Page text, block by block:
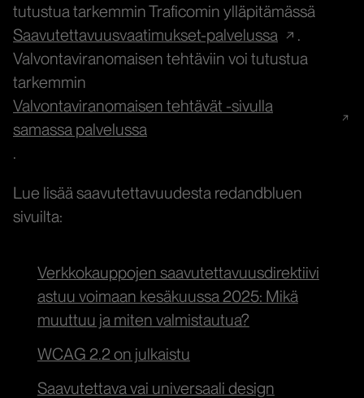
tutustua tarkemmin Traficomin ylläpitämässä
Saavutettavuusvaatimukset-palvelussa
.
Valvontaviranomaisen tehtäviin voi tutustua
tarkemmin
Valvontaviranomaisen tehtävät -sivulla
samassa palvelussa
.
Lue lisää saavutettavuudesta redandbluen
sivuilta:
Verkkokauppojen saavutettavuusdirektiivi
astuu voimaan kesäkuussa 2025: Mikä
muuttuu ja miten valmistautua?
WCAG 2.2 on julkaistu
Saavutettava vai universaali design